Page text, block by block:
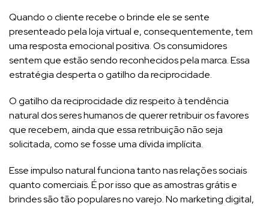
Quando o cliente recebe o brinde ele se sente
presenteado pela loja virtual e, consequentemente, tem
uma resposta emocional positiva. Os consumidores
sentem que estão sendo reconhecidos pela marca. Essa
estratégia desperta o gatilho da reciprocidade.
O gatilho da reciprocidade diz respeito à tendência
natural dos seres humanos de querer retribuir os favores
que recebem, ainda que essa retribuição não seja
solicitada, como se fosse uma dívida implícita.
Esse impulso natural funciona tanto nas relações sociais
quanto comerciais. É por isso que as amostras grátis e
brindes são tão populares no varejo. No marketing digital,